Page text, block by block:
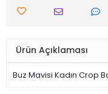
Ürün Açıklaması
Buz Mavisi Kadın Crop